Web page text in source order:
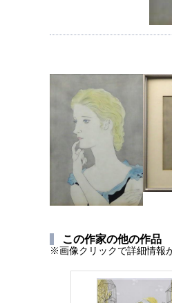
この作家の他の作品
※画像クリックで詳細情報